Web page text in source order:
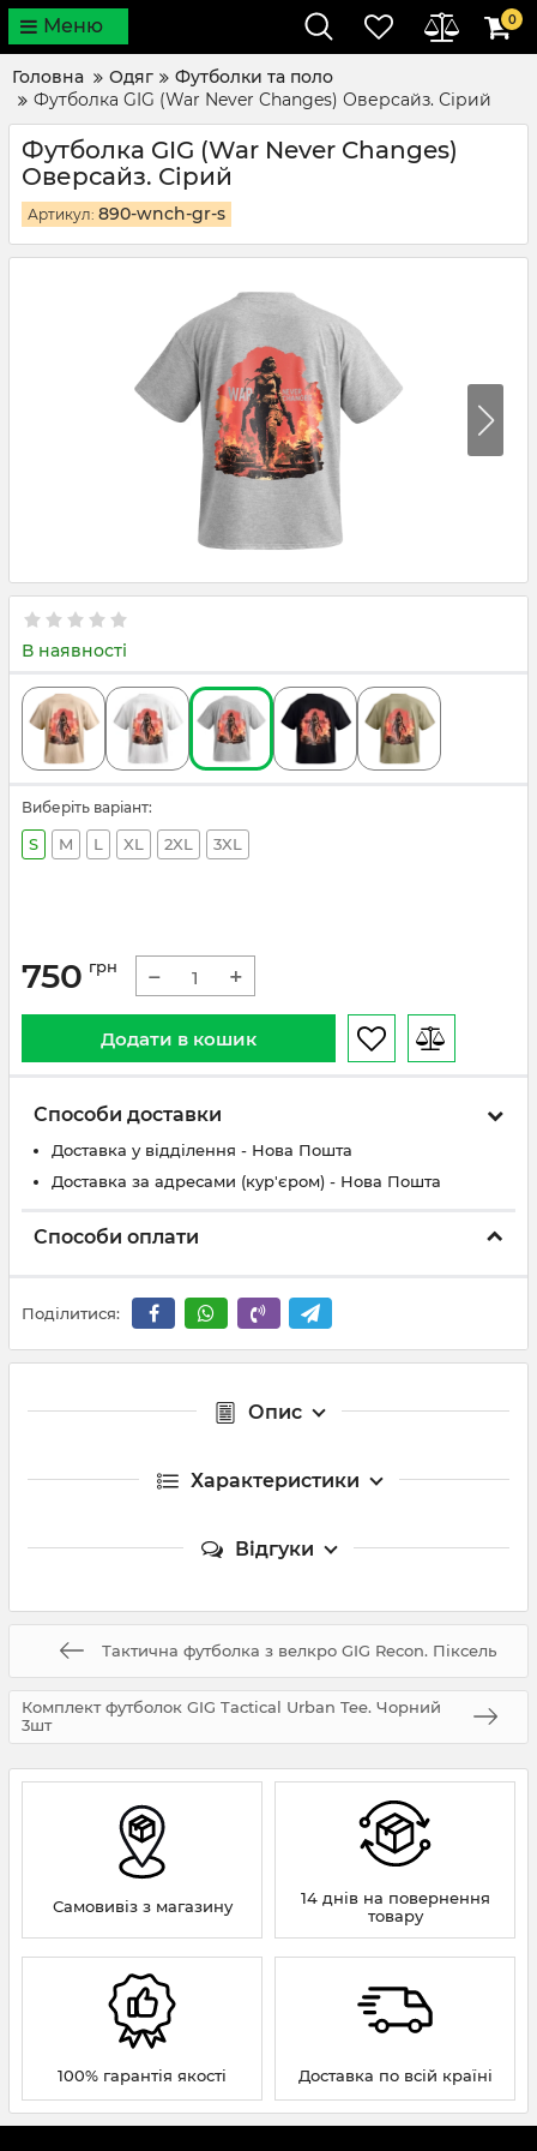
Меню 0
Головна Одяг
Футболки та поло
Футболка GIG (War Never Changes) Оверсайз. Сірий
Футболка GIG (War Never Changes)
Оверсайз. Сірий
Артикул: 890-wnch-gr-s
В наявності
Виберіть варіант:
S M L XL 2XL 3XL
750 грн − +
Додати в кошик
Способи доставки
Доставка у відділення - Нова Пошта
Доставка за адресами (кур'єром) - Нова Пошта
Способи оплати
Поділитися:
Опис
Характеристики
Відгуки
Тактична футболка з велкро GIG Recon. Піксель
Комплект футболок GIG Tactical Urban Tee. Чорний
3шт
Самовивіз з магазину
14 днів на повернення
товару
100% гарантія якості Доставка по всій країні